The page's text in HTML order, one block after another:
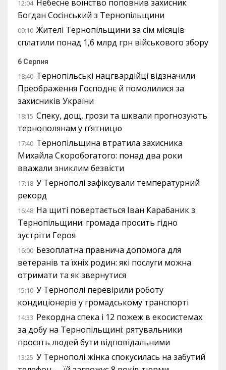
12:04 Небесне воїнство поповнив захисник
Богдан Сосінський з Тернопільщини
09:10 Жителі Тернопільщини за сім місяців
сплатили понад 1,6 млрд грн військового збору
6 Серпня
18:40 Тернопільські нацгвардійці відзначили
Преображення Господнє й помолилися за
захисників України
18:15 Спеку, дощ, грози та шквали прогнозують
тернополянам у п’ятницю
17:40 Тернопільщина втратила захисника
Михайла Скоробогатого: понад два роки
вважали зниклим безвісти
17:18 У Тернополі зафіксували температурний
рекорд
16:48 На щиті повертається Іван Карабаник з
Тернопільщини: громада просить гідно
зустріти Героя
16:00 Безоплатна правнича допомога для
ветеранів та їхніх родин: які послуги можна
отримати та як звернутися
15:10 У Тернополі перевірили роботу
кондиціонерів у громадському транспорті
14:33 Рекордна спека і 12 пожеж в екосистемах
за добу на Тернопільщині: рятувальники
просять людей бути відповідальними
13:25 У Тернополі жінка спокусилась на забутий